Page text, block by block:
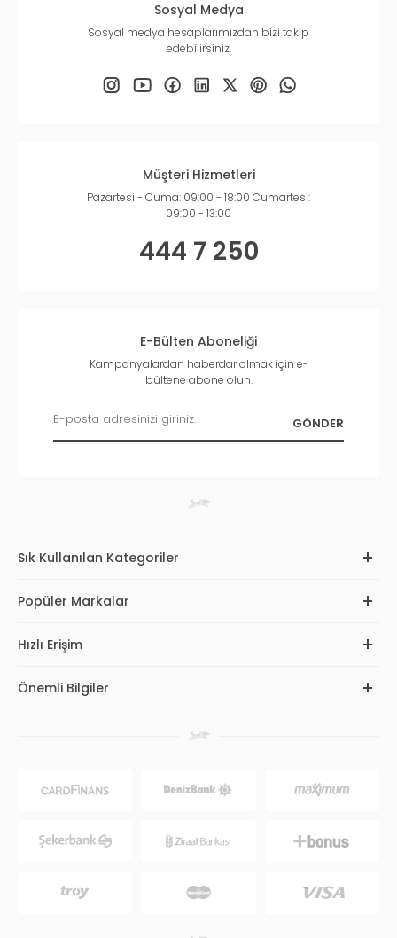
Sosyal Medya
Sosyal medya hesaplarımızdan bizi takip
edebilirsiniz.
Müşteri Hizmetleri
Pazartesi - Cuma: 09:00 - 18:00 Cumartesi:
09:00 - 13:00
444 7 250
E-Bülten Aboneliği
Kampanyalardan haberdar olmak için e-
bültene abone olun.
Sık Kullanılan Kategoriler
Popüler Markalar
Hızlı Erişim
Önemli Bilgiler